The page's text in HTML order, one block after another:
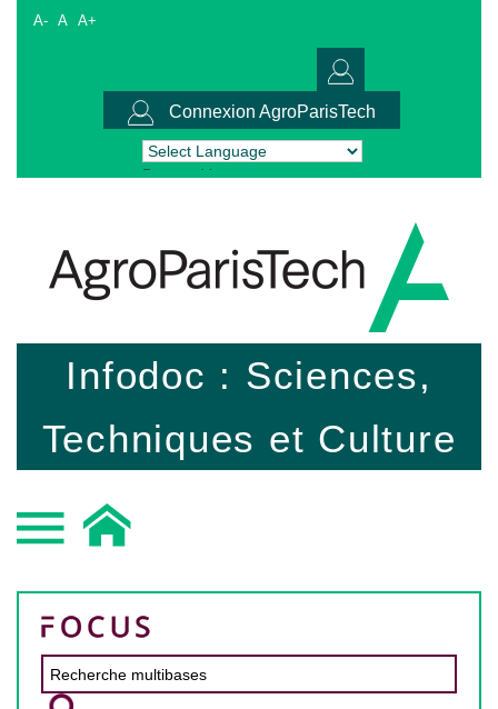
A- A A+
Connexion AgroParisTech
Powered by Translate
Infodoc : Sciences,
Techniques et Culture